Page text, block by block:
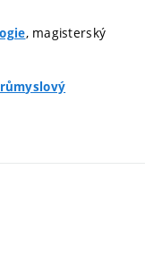
, magisterský